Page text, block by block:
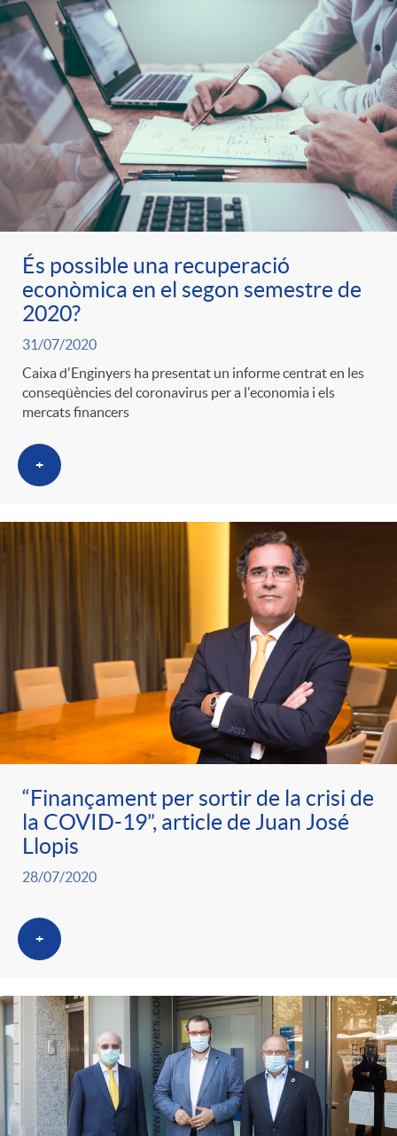
r
o
C
a
t
e
g
o
r
i
g
u
t
s
És possible una recuperació
econòmica en el segon semestre de
2020?
31/07/2020
Caixa d'Enginyers ha presentat un informe centrat en les
conseqüències del coronavirus per a l'economia i els
mercats financers
+
“Finançament per sortir de la crisi de
la COVID-19”, article de Juan José
Llopis
28/07/2020
+